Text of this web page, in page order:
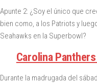
Apunte 2: ¿Soy el único que
bien como, a los Patriots y
Seahawks en la Superbowl?
Carolina
Durante la madrugada del